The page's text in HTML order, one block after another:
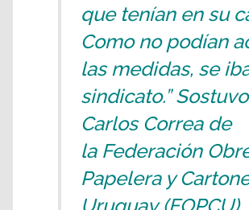
que tenían en su
Como no podían
las medidas, se
sindicato.” Sostuvo
Carlos Correa de
la Federación
Papelera y